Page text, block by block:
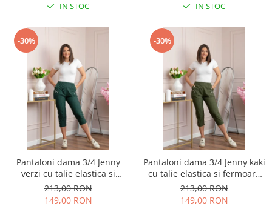
IN STOC IN STOC
-30%
Pantaloni dama 3/4 Jenny
verzi cu talie elastica si
fermoare decorative
213,00 RON
149,00 RON
-30%
Pantaloni dama 3/4 Jenny kaki
cu talie elastica si fermoare
decorative
213,00 RON
149,00 RON